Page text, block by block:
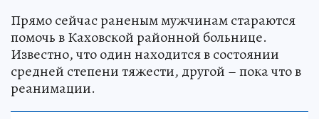
Прямо сейчас раненым мужчинам стараются
помочь в Каховской районной больнице.
Известно, что один находится в состоянии
средней степени тяжести, другой – пока что в
реанимации.